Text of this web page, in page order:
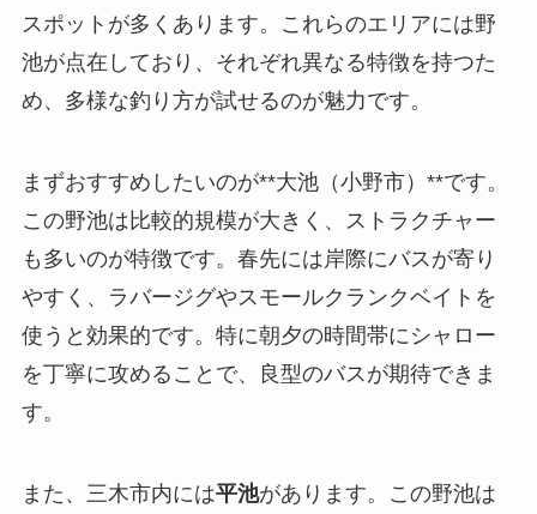
スポットが多くあります。これらのエリアには野
池が点在しており、それぞれ異なる特徴を持つた
め、多様な釣り方が試せるのが魅力です。
まずおすすめしたいのが**大池（小野市）**です。
この野池は比較的規模が大きく、ストラクチャー
も多いのが特徴です。春先には岸際にバスが寄り
やすく、ラバージグやスモールクランクベイトを
使うと効果的です。特に朝夕の時間帯にシャロー
を丁寧に攻めることで、良型のバスが期待できま
す。
また、三木市内には平池があります。この野池は